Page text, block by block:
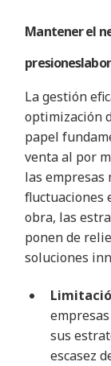
Mantener el
presiones
La gestión
optimización
papel
venta al por
las empresas
fluctuaciones
obra, las
ponen de
soluciones
sus
escasez